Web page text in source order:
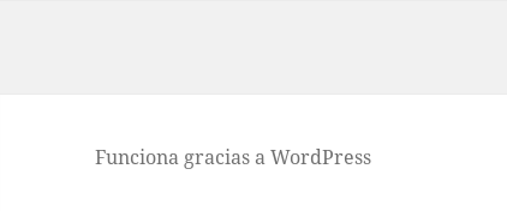
Funciona gracias a WordPress